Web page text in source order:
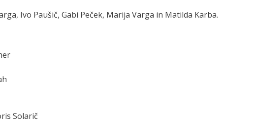
Ivo Paušič, Gabi Peček, Marija Varga in Matilda Karba.
Solarič